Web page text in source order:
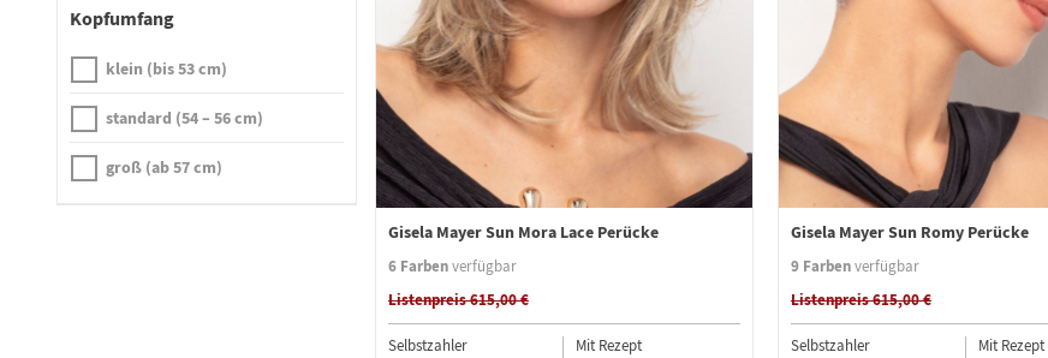
Kopfumfang
klein (bis 53 cm)
standard (54 – 56 cm)
groß (ab 57 cm)
Gisela Mayer Sun Mora Lace Perücke
6 Farbenverfügbar
Listenpreis 615,00 €
Selbstzahler Mit Rezept
Gisela Mayer Sun Romy Perücke
9 Farbenverfügbar
Listenpreis 615,00 €
Selbstzahler Mit Rezept